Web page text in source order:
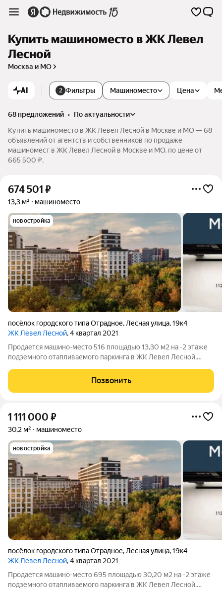
Купить машиноместо в ЖК Левел
Лесной
Москва и МО
AI 2 Фильтры Машиноместо Цена
68 предложений •
по актуальности
Купить машиноместо в ЖК Левел Лесной в Москве и МО — 68
объявлений от агентств и собственников по продаже
машиномест в ЖК Левел Лесной в Москве и МО. по цене от
665 500 ₽.
674 501 ₽
13,3 м² машиноместо
новостройка
посёлок городского типа Отрадное, Лесная улица,19к4
ЖК Левел Лесной, 4 квартал 2021
Продается машино-место 516 площадью 13,30 м2 на -2 этаже
подземного отапливаемого паркинга в ЖК Левел Лесной.
организовать большой шкаф для хранения, либо использовать
дополнительную площадь для парковки
Позвонить
1 111 000 ₽
30,2 м² машиноместо
новостройка
посёлок городского типа Отрадное, Лесная улица,19к4
ЖК Левел Лесной, 4 квартал 2021
Продается машино-место 695 площадью 30,20 м2 на -2 этаже
подземного отапливаемого паркинга в ЖК Левел Лесной.